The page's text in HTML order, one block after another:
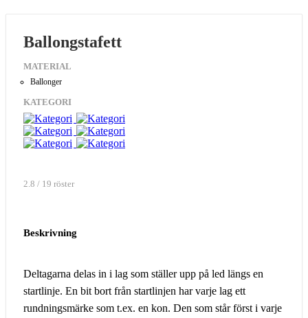
Ballongstafett
MATERIAL
Ballonger
KATEGORI
2.8 / 19 röster
Beskrivning
Deltagarna delas in i lag som ställer upp på led längs en
startlinje. En bit bort från startlinjen har varje lag ett
rundningsmärke som t.ex. en kon. Den som står först i varje